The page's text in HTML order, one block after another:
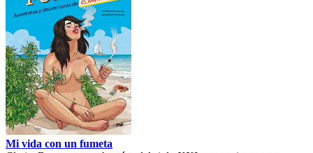
Mi vida con un fumeta